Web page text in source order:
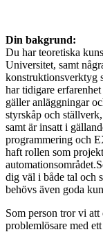
Din bakgrund:
Du har teoretiska
Universitet, samt
konstruktionsverktyg
har tidigare
gäller anläggningar
styrskåp och
samt är insatt i
programmering och
haft rollen som
dig väl i både tal och
behövs även goda
Som person tror vi
problemlösare med